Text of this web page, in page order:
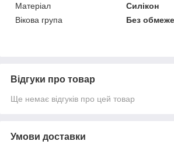
Матеріал
Силікон
Вікова група
Без
Відгуки про товар
Ще немає відгуків про цей товар
Умови доставки